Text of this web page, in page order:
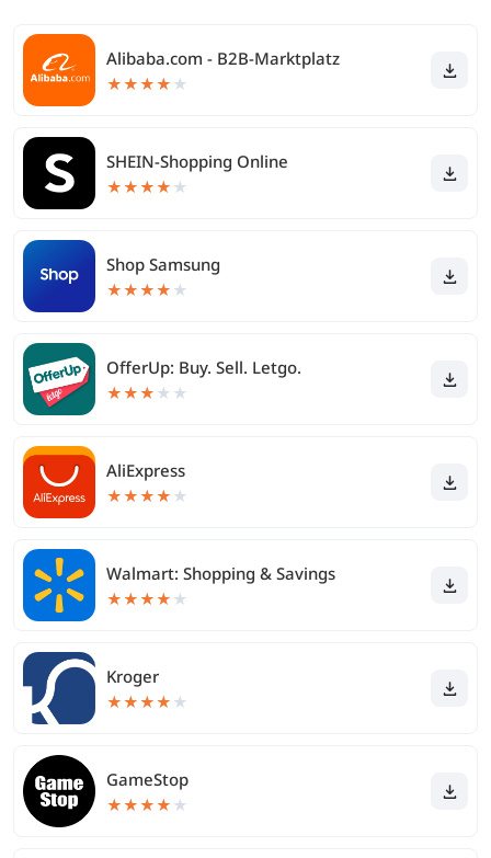
Alibaba.com - B2B-Marktplatz
★★★★ ★
SHEIN-Shopping Online
★★★★ ★
Shop Samsung
★★★★ ★
OfferUp: Buy. Sell. Letgo.
★★★ ★ ★
AliExpress
★★★★ ★
Walmart: Shopping & Savings
★★★★ ★
Kroger
★★★★ ★
GameStop
★★★★ ★